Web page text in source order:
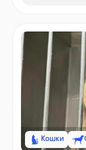
Кошки